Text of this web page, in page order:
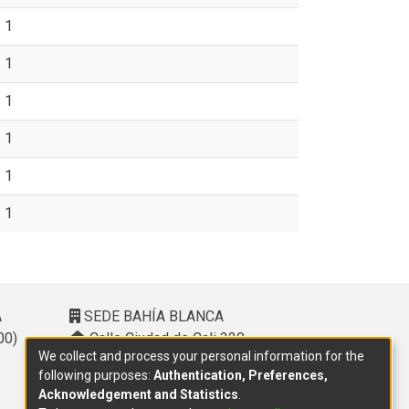
1
1
1
1
1
1
SEDE BAHÍA BLANCA
Calle Ciudad de Cali 320 –
(8000). Universidad Provincial del
Sudoeste (UPSO)
(291) 459 2550, interno 147
We collect and process your personal information for the
following purposes: Authentication, Preferences,
Acknowledgement and Statistics